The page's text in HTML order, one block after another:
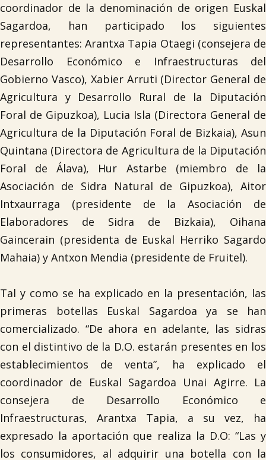
coordinador de la denominación de origen Euskal
Sagardoa, han participado los siguientes
representantes: Arantxa Tapia Otaegi (consejera de
Desarrollo Económico e Infraestructuras del
Gobierno Vasco), Xabier Arruti (Director General de
Agricultura y Desarrollo Rural de la Diputación
Foral de Gipuzkoa), Lucia Isla (Directora General de
Agricultura de la Diputación Foral de Bizkaia), Asun
Quintana (Directora de Agricultura de la Diputación
Foral de Álava), Hur Astarbe (miembro de la
Asociación de Sidra Natural de Gipuzkoa), Aitor
Intxaurraga (presidente de la Asociación de
Elaboradores de Sidra de Bizkaia), Oihana
Gaincerain (presidenta de Euskal Herriko Sagardo
Mahaia) y Antxon Mendia (presidente de Fruitel).
Tal y como se ha explicado en la presentación, las
primeras botellas Euskal Sagardoa ya se han
comercializado. “De ahora en adelante, las sidras
con el distintivo de la D.O. estarán presentes en los
establecimientos de venta”, ha explicado el
coordinador de Euskal Sagardoa Unai Agirre. La
consejera de Desarrollo Económico e
Infraestructuras, Arantxa Tapia, a su vez, ha
expresado la aportación que realiza la D.O: “Las y
los consumidores, al adquirir una botella con la